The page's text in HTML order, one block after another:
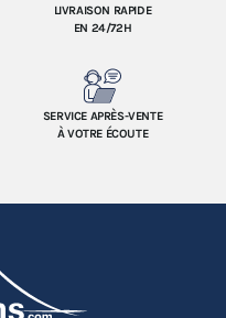
LIVRAISON RAPIDE
EN 24/72H
SERVICE APRÈS-VENTE
À VOTRE ÉCOUTE